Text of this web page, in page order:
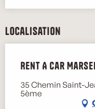
Localisation
Rent A Car
35 Chemin Saint-
5ème